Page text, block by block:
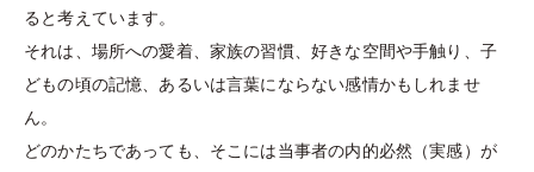
ると考えています。
それは、場所への愛着、家族の習慣、好きな空間や⼿触り、⼦
どもの頃の記憶、あるいは⾔葉にならない感情かもしれませ
ん。
どのかたちであっても、そこには当事者の内的必然（実感）が